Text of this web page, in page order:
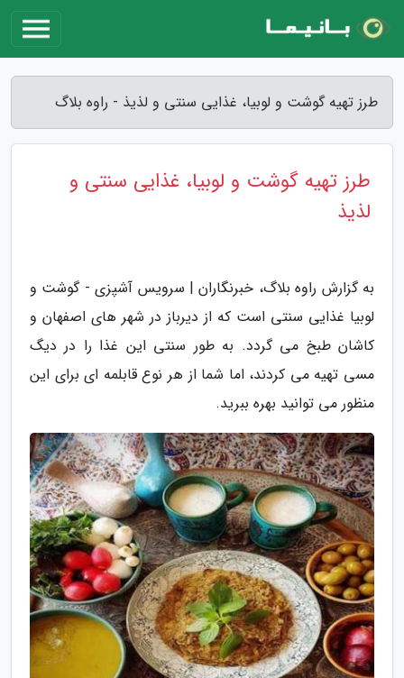
طرز تهیه گوشت و لوبیا، غذایی سنتی و لذیذ - راوه بلاگ
طرز تهیه گوشت و لوبیا، غذایی سنتی و
لذیذ
به گزارش راوه بلاگ، خبرنگاران | سرویس آشپزی - گوشت و
لوبیا غذایی سنتی است که از دیرباز در شهر های اصفهان و
کاشان طبخ می گردد. به طور سنتی این غذا را در دیگ
مسی تهیه می کردند، اما شما از هر نوع قابلمه ای برای این
منظور می توانید بهره ببرید.